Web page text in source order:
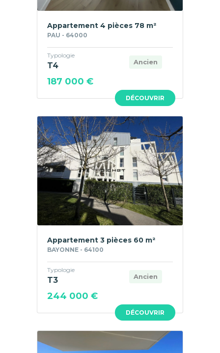
DÉCOUVRIR
Appartement 4 pièces 78 m²
PAU - 64000
Ancien
Typologie
T4
187 000 €
DÉCOUVRIR
Appartement 3 pièces 60 m²
BAYONNE - 64100
Ancien
Typologie
T3
244 000 €